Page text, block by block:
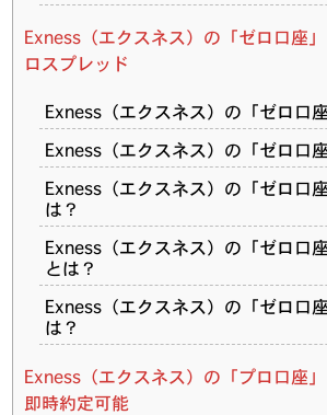
Exness（エクスネス）の「ゼロ口座
ロスプレッド
Exness（エクスネス）の「ゼロ口
Exness（エクスネス）の「ゼロ口
Exness（エクスネス）の「ゼロ口
は？
Exness（エクスネス）の「ゼロ口
とは？
Exness（エクスネス）の「ゼロ口
は？
Exness（エクスネス）の「プロ口座
即時約定可能